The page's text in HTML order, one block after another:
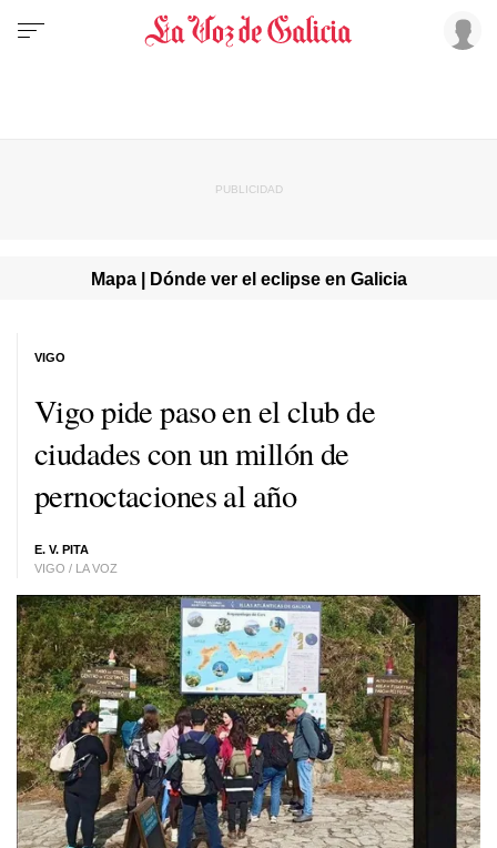
Mapa | Dónde ver el eclipse en Galicia
Vigo pide paso en el club de
ciudades con un millón de
pernoctaciones al año
E. V. PITA
VIGO / LA VOZ
VIGO